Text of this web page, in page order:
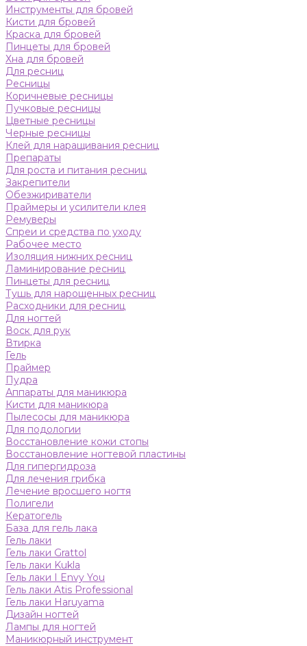
Инструменты для бровей
Кисти для бровей
Краска для бровей
Пинцеты для бровей
Хна для бровей
Для ресниц
Ресницы
Коричневые ресницы
Пучковые ресницы
Цветные ресницы
Черные ресницы
Клей для наращивания ресниц
Препараты
Для роста и питания ресниц
Закрепители
Обезжириватели
Праймеры и усилители клея
Ремуверы
Спреи и средства по уходу
Рабочее место
Изоляция нижних ресниц
Ламинирование ресниц
Пинцеты для ресниц
Тушь для нарощенных ресниц
Расходники для ресниц
Для ногтей
Воск для рук
Втирка
Гель
Праймер
Пудра
Аппараты для маникюра
Кисти для маникюра
Пылесосы для маникюра
Для подологии
Восстановление кожи стопы
Восстановление ногтевой пластины
Для гипергидроза
Для лечения грибка
Лечение вросшего ногтя
Полигели
Кератогель
База для гель лака
Гель лаки
Гель лаки Grattol
Гель лаки Kukla
Гель лаки I Envy You
Гель лаки Atis Professional
Гель лаки Haruyama
Дизайн ногтей
Лампы для ногтей
Маникюрный инструмент